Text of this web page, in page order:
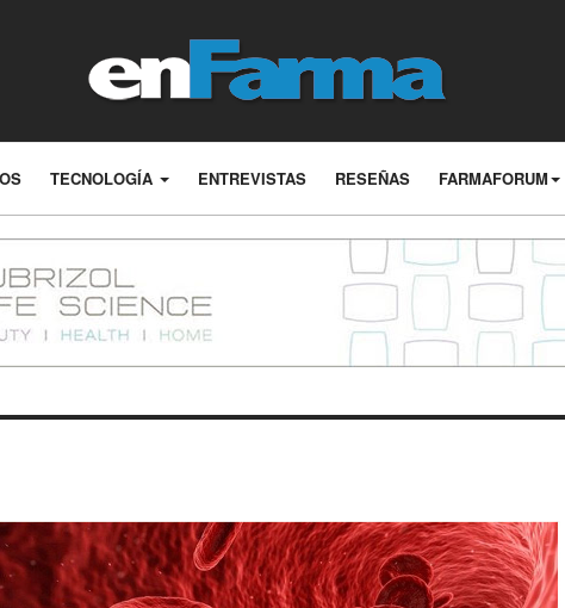
TECNOLOGÍA ENTREVISTAS RESEÑAS FARMAFORUM